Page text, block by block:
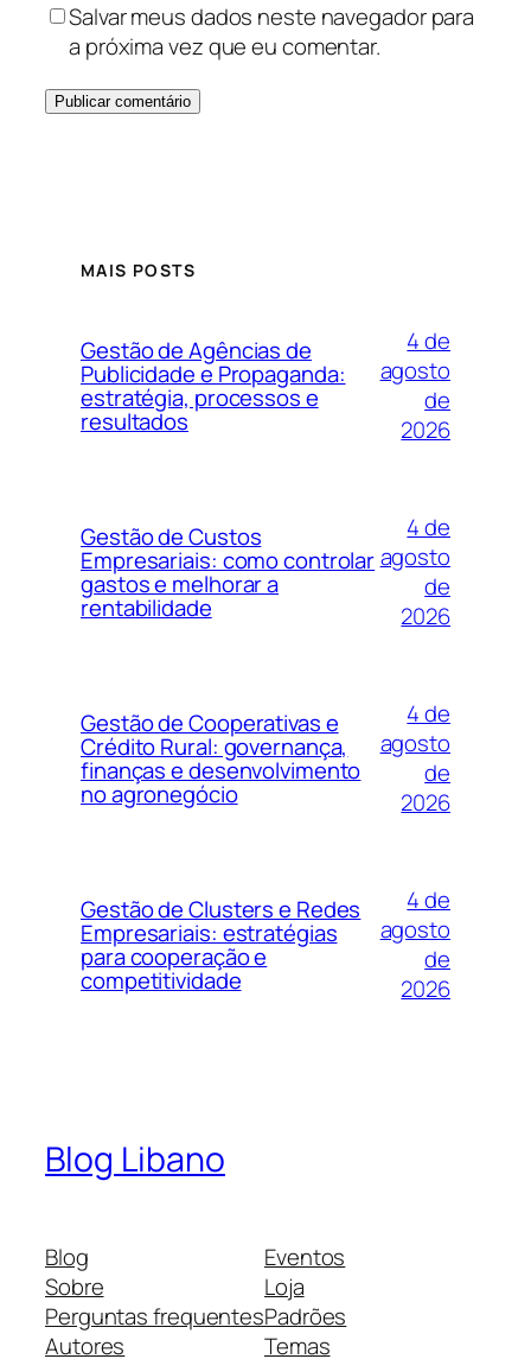
Salvar meus dados neste navegador para
a próxima vez que eu comentar.
MAIS POSTS
Gestão de Agências de
Publicidade e Propaganda:
estratégia, processos e
resultados
4 de
agosto
de
2026
Gestão de Custos
Empresariais: como controlar
gastos e melhorar a
rentabilidade
4 de
agosto
de
2026
Gestão de Cooperativas e
Crédito Rural: governança,
finanças e desenvolvimento
no agronegócio
4 de
agosto
de
2026
Gestão de Clusters e Redes
Empresariais: estratégias
para cooperação e
competitividade
4 de
agosto
de
2026
Blog Libano
Blog
Sobre
Perguntas frequentes
Autores
Eventos
Loja
Padrões
Temas